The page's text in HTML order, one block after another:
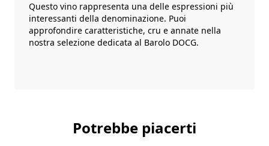
Questo vino rappresenta una delle espressioni più
interessanti della denominazione. Puoi
approfondire caratteristiche, cru e annate nella
nostra selezione dedicata al Barolo DOCG.
Potrebbe piacerti